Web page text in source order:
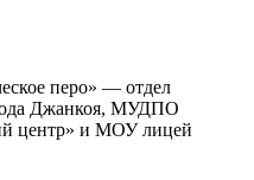
перо» — отдел
Джанкоя, МУДПО
центр» и МОУ лицей